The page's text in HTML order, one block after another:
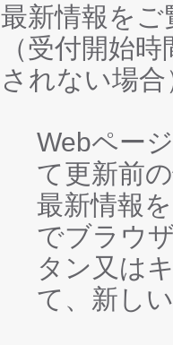
最新情報を
（受付開始
されない場合
Webペー
て更新前
最新情報
でブラウ
タン又は
て、新し